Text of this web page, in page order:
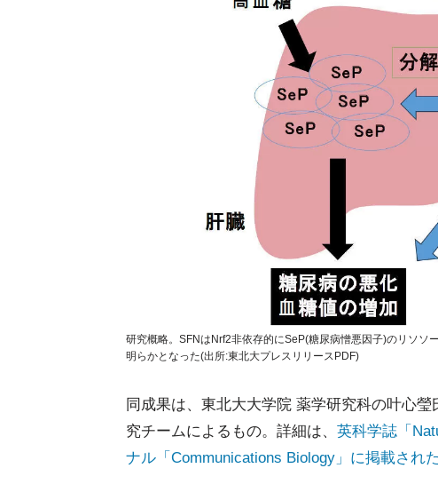
研究概略。SFNはNrf2非依存的にSeP(糖尿病憎悪因子)のリソソ
明らかとなった(出所:東北大プレスリリースPDF)
同成果は、東北大大学院 薬学研究科の叶心
究チームによるもの。詳細は、 英科学誌「
ナル「Communications Biology」に掲載された